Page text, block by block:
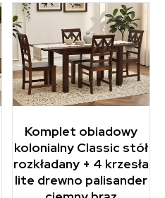
Komplet obiadowy
kolonialny Classic stół
rozkładany + 4 krzesła
lite drewno palisander